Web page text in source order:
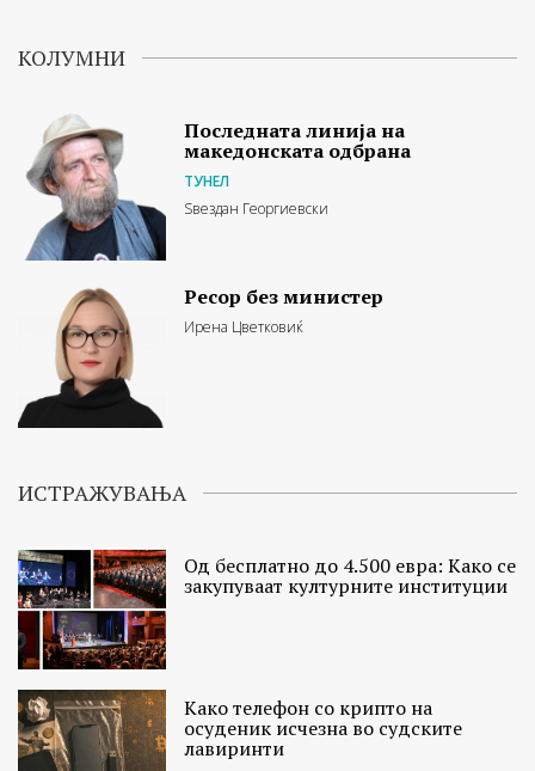
КОЛУМНИ
Последната линија на
македонската одбрана
ТУНЕЛ
Ѕвездан Георгиевски
Ресор без министер
Ирена Цветковиќ
ИСТРАЖУВАЊА
Од бесплатно до 4.500 евра: Како се
закупуваат културните институции
Како телефон со крипто на
осуденик исчезна во судските
лавиринти